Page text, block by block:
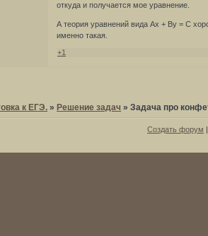
откуда и получается мое уравнение.
А теория уравнений вида Ах + Ву = С
именно такая.
+1
к ЕГЭ. »Решение задач »Задача про
Создать форум